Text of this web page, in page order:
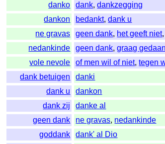
danko
dank,dankzegging
dankon
bedankt,dank u
ne gravas
geen dank, het geeft niet,
nedankinde
geen dank,graag gedaan
vole nevole
of men wil of niet,tegen
dank betuigen
danki
dank u
dankon
dank zij
danke al
geen dank
ne gravas, nedankinde
goddank
dank' al Dio